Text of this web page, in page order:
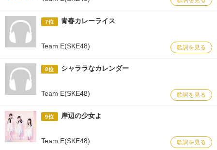
7位 青春カレーライス
Team E(SKE48) 歌詞を見る
8位 シャララなカレンダー
Team E(SKE48) 歌詞を見る
9位 岸辺の少女よ
Team E(SKE48) 歌詞を見る